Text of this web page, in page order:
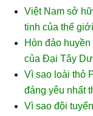
Việt Nam sở
tinh của thế
Hòn đảo
của Đại Tây
Vì sao loài thỏ
đáng yêu nhất
Vì sao đội